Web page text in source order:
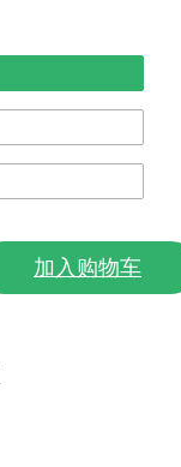
加入购物车